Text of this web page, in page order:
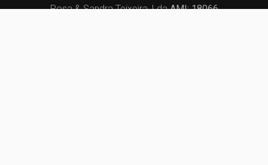
Rosa & Sandra Teixeira, LdaAMI: 18066